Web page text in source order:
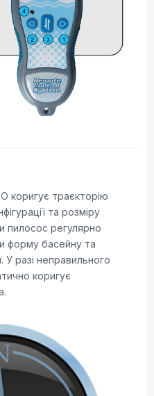
коригує траєкторію
та розміру
пилосос регулярно
форму басейну та
У разі неправильного
коригує